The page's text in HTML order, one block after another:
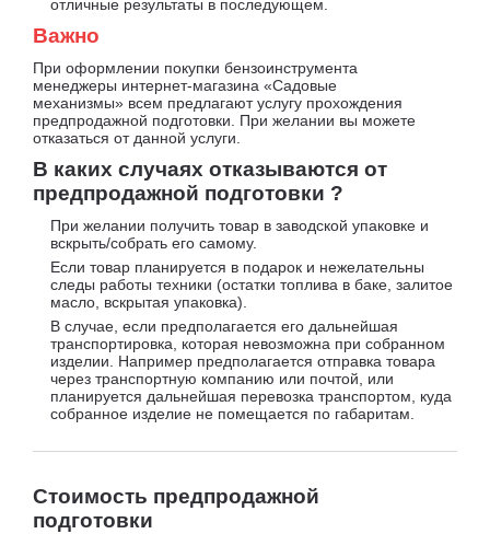
отличные результаты в последующем.
Важно
При оформлении покупки бензоинструмента
менеджеры интернет-магазина «Садовые
механизмы» всем предлагают услугу прохождения
предпродажной подготовки. При желании вы можете
отказаться от данной услуги.
В каких случаях отказываются от
предпродажной подготовки ?
При желании получить товар в заводской упаковке и
вскрыть/собрать его самому.
Если товар планируется в подарок и нежелательны
следы работы техники (остатки топлива в баке, залитое
масло, вскрытая упаковка).
В случае, если предполагается его дальнейшая
транспортировка, которая невозможна при собранном
изделии. Например предполагается отправка товара
через транспортную компанию или почтой, или
планируется дальнейшая перевозка транспортом, куда
собранное изделие не помещается по габаритам.
Стоимость предпродажной
подготовки